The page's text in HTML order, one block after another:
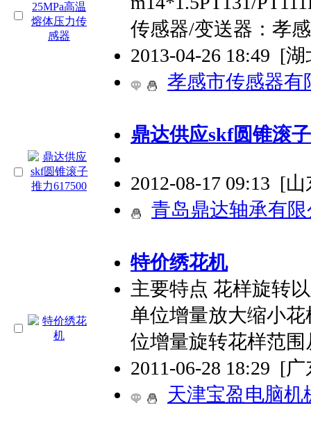
传感器/变送器：孝
2013-04-26 18:49 [湖
孝感市传感器有
鼎达供应skf圆锥滚
2012-08-17 09:13 [山
青岛鼎达轴承有
特价绣花机
主要特点 花样旋转
单位增量放大缩小花
位增量旋转花样范围
2011-06-28 18:29 [广
天津宝盈电脑